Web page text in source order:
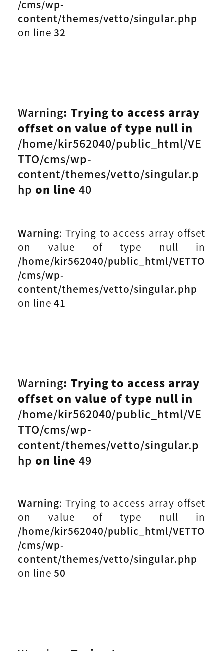
/cms/wp-
content/themes/vetto/singular.php
on line 32
Warning: Trying to access array
offset on value of type null in
/home/kir562040/public_html/VE
TTO/cms/wp-
content/themes/vetto/singular.p
hp on line 40
Warning: Trying to access array offset
on value of type null in
/home/kir562040/public_html/VETTO
/cms/wp-
content/themes/vetto/singular.php
on line 41
Warning: Trying to access array
offset on value of type null in
/home/kir562040/public_html/VE
TTO/cms/wp-
content/themes/vetto/singular.p
hp on line 49
Warning: Trying to access array offset
on value of type null in
/home/kir562040/public_html/VETTO
/cms/wp-
content/themes/vetto/singular.php
on line 50